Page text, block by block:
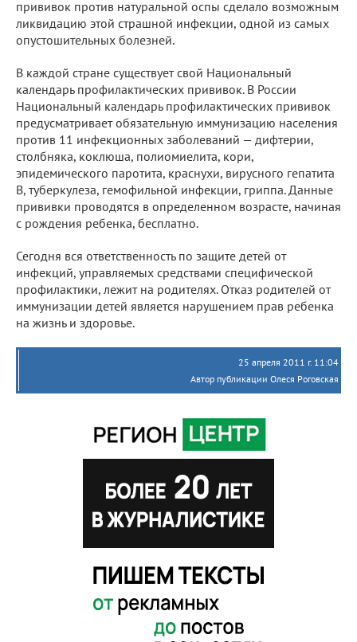
прививок против натуральной оспы сделало возможным
ликвидацию этой страшной инфекции, одной из самых
опустошительных болезней.
В каждой стране существует свой Национальный
календарь профилактических прививок. В России
Национальный календарь профилактических прививок
предусматривает обязательную иммунизацию населения
против 11 инфекционных заболеваний — дифтерии,
столбняка, коклюша, полиомиелита, кори,
эпидемического паротита, краснухи, вирусного гепатита
В, туберкулеза, гемофильной инфекции, гриппа. Данные
прививки проводятся в определенном возрасте, начиная
с рождения ребенка, бесплатно.
Сегодня вся ответственность по защите детей от
инфекций, управляемых средствами специфической
профилактики, лежит на родителях. Отказ родителей от
иммунизации детей является нарушением прав ребенка
на жизнь и здоровье.
25 апреля 2011 г. 11:04
Автор публикации Олеся Роговская